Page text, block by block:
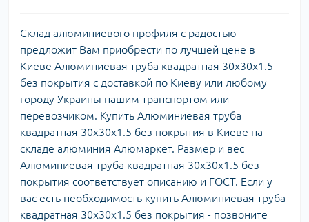
Склад алюминиевого профиля с радостью
предложит Вам приобрести по лучшей цене в
Киеве Алюминиевая труба квадратная 30х30х1.5
без покрытия с доставкой по Киеву или любому
городу Украины нашим транспортом или
перевозчиком. Купить Алюминиевая труба
квадратная 30х30х1.5 без покрытия в Киеве на
складе алюминия Алюмаркет. Размер и вес
Алюминиевая труба квадратная 30х30х1.5 без
покрытия соответствует описанию и ГОСТ. Если у
вас есть необходимость купить Алюминиевая труба
квадратная 30х30х1.5 без покрытия - позвоните